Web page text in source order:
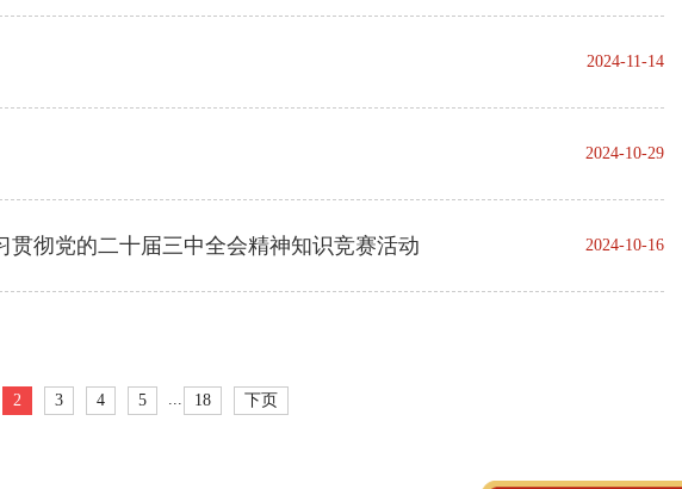
2024-11-14
2024-10-29
贯彻党的二十届三中全会精神知识竞赛活动 2024-10-16
2 3 4 5 ... 18 下页